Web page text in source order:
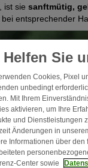
ist sie sanftmütig,
bei entsprechender
Helfen Sie
Cookies, Pixel
unbedingt
Mit Ihrem
aktivieren, um Ihre
und Dienstleistungen
Änderungen in
Informationen über den
Center sowie